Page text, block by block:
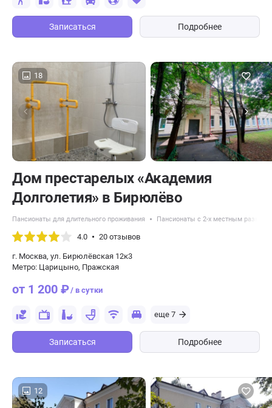
Записаться Подробнее
18
Дом престарелых «Академия
Долголетия» в Бирюлёво
Пансионаты для длительного проживания Пансионаты с 2-х местным
4.0 20 отзывов
г. Москва, ул. Бирюлёвская 12к3
Метро: Царицыно, Пражская
от 1 200 ₽/ в сутки
еще 7
Записаться Подробнее
12